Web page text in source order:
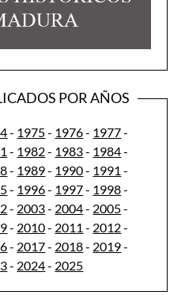
POR AÑOS
- 1975- 1976- 1977-
- 1982- 1983- 1984-
- 1989- 1990- 1991 -
- 1996- 1997- 1998-
- 2003- 2004- 2005-
- 2010- 2011 - 2012-
- 2017- 2018- 2019-
- 2024- 2025